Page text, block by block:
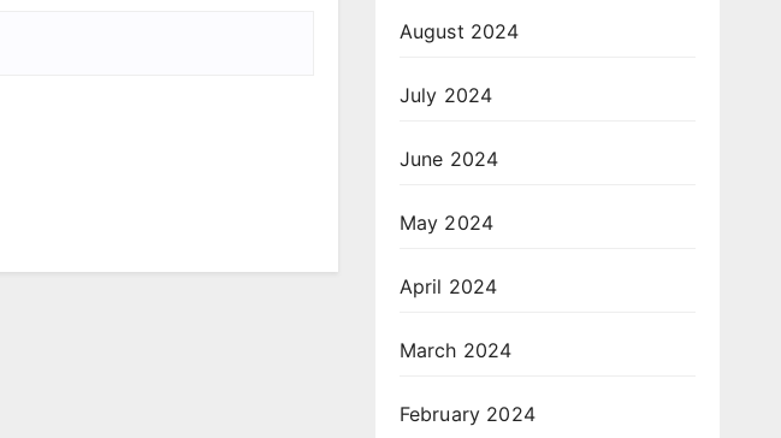
August 2024
July 2024
June 2024
May 2024
April 2024
March 2024
February 2024